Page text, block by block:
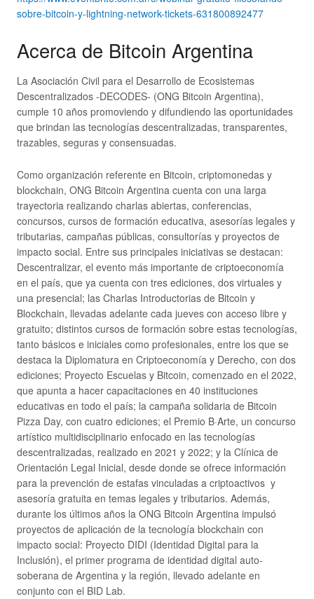
sobre-bitcoin-y-lightning-network-tickets-631800892477
Acerca de Bitcoin Argentina
La Asociación Civil para el Desarrollo de Ecosistemas
Descentralizados -DECODES- (ONG Bitcoin Argentina),
cumple 10 años promoviendo y difundiendo las oportunidades
que brindan las tecnologías descentralizadas, transparentes,
trazables, seguras y consensuadas.
Como organización referente en Bitcoin, criptomonedas y
blockchain, ONG Bitcoin Argentina cuenta con una larga
trayectoria realizando charlas abiertas, conferencias,
concursos, cursos de formación educativa, asesorías legales y
tributarias, campañas públicas, consultorías y proyectos de
impacto social. Entre sus principales iniciativas se destacan:
Descentralizar, el evento más importante de criptoeconomía
en el país, que ya cuenta con tres ediciones, dos virtuales y
una presencial; las Charlas Introductorias de Bitcoin y
Blockchain, llevadas adelante cada jueves con acceso libre y
gratuito; distintos cursos de formación sobre estas tecnologías,
tanto básicos e iniciales como profesionales, entre los que se
destaca la Diplomatura en Criptoeconomía y Derecho, con dos
ediciones; Proyecto Escuelas y Bitcoin, comenzado en el 2022,
que apunta a hacer capacitaciones en 40 instituciones
educativas en todo el país; la campaña solidaria de Bitcoin
Pizza Day, con cuatro ediciones; el Premio B·Arte, un concurso
artístico multidisciplinario enfocado en las tecnologías
descentralizadas, realizado en 2021 y 2022; y la Clínica de
Orientación Legal Inicial, desde donde se ofrece información
para la prevención de estafas vinculadas a criptoactivos y
asesoría gratuita en temas legales y tributarios. Además,
durante los últimos años la ONG Bitcoin Argentina impulsó
proyectos de aplicación de la tecnología blockchain con
impacto social: Proyecto DIDI (Identidad Digital para la
Inclusión), el primer programa de identidad digital auto-
soberana de Argentina y la región, llevado adelante en
conjunto con el BID Lab.